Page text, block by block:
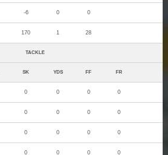
-6 0 0
170 1 28
TACKLE
SK YDS FF FR
0 0 0 0
0 0 0 0
0 0 0 0
0 0 0 0